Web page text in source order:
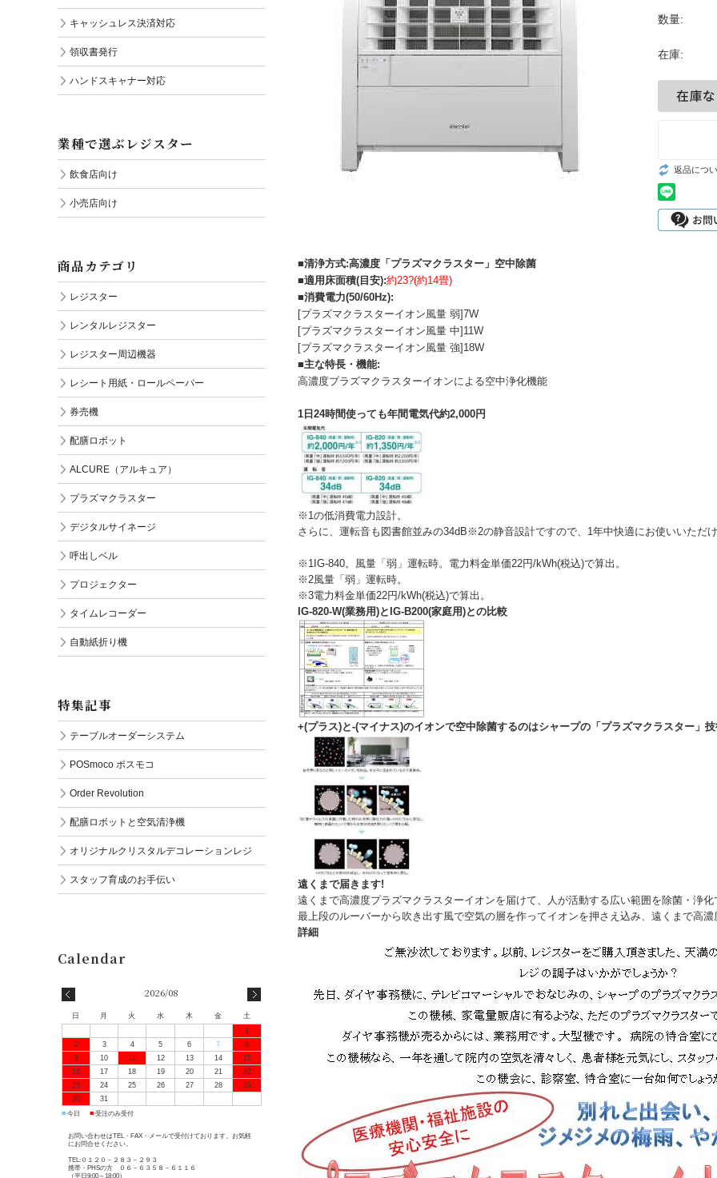
タイムレコーダー
自動紙折り機
数量:
在庫:
返品につ
■清浄方式:高濃度「プラズマクラスター」空中除菌
■適用床面積(目安):約23?(約14畳)
■消費電力(50/60Hz):
[プラズマクラスターイオン風量 弱]7W
[プラズマクラスターイオン風量 中]11W
[プラズマクラスターイオン風量 強]18W
■主な特長・機能:
高濃度プラズマクラスターイオンによる空中浄化機能
1日24時間使っても年間電気代約2,000円
※1の低消費電力設計。
さらに、運転音も図書館並みの34dB※2の静音設計ですので、1年中快適にお使いいただ
※1IG-840。風量「弱」運転時。電力料金単価22円/kWh(税込)で算出。
※2風量「弱」運転時。
※3電力料金単価22円/kWh(税込)で算出。
IG-820-W(業務用)とIG-B200(家庭用)との比較
+(プラス)と-(マイナス)のイオンで空中除菌するのはシャープの「プラズマクラスター」
遠くまで届きます!
遠くまで高濃度プラズマクラスターイオンを届けて、人が活動する広い範囲を除菌・浄化
最上段のルーバーから吹き出す風で空気の層を作ってイオンを押さえ込み、遠くまで高
詳細
キャッシュレス決済対応
領収書発行
ハンドスキャナー対応
業種で選ぶレジスター
飲食店向け
小売店向け
商品カテゴリ
レジスター
レンタルレジスター
レジスター周辺機器
レシート用紙・ロールペーパー
券売機
配膳ロボット
ALCURE（アルキュア）
プラズマクラスター
デジタルサイネージ
呼出しベル
プロジェクター
タイムレコーダー
自動紙折り機
特集記事
テーブルオーダーシステム
POSmoco ポスモコ
Order Revolution
配膳ロボットと空気清浄機
オリジナルクリスタルデコレーションレジ
スタッフ育成のお手伝い
2026/08
日 月 火 水 木 金
土
1
2
3 4 5 6 7
8
9
10 11 12 13 14
15
16
17 18 19 20 21
22
23
24 25 26 27 28
29
30
31
■ 今日 ■ 受注のみ受付
お問い合わせはTEL・FAX・メールで受付けております。お気軽
にお問合せください。
TEL:０１２０－２８３－２９３
携帯・PHSの方 ０６－６３５８－６１１６
（平日9:00～18:00）